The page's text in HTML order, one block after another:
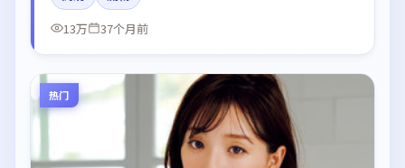
13万
37个月前
热门